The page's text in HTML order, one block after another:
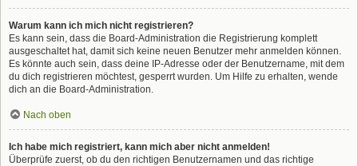
Warum kann ich mich nicht registrieren?
Es kann sein, dass die Board-Administration die Registrierung komplett
ausgeschaltet hat, damit sich keine neuen Benutzer mehr anmelden können.
Es könnte auch sein, dass deine IP-Adresse oder der Benutzername, mit dem
du dich registrieren möchtest, gesperrt wurden. Um Hilfe zu erhalten, wende
dich an die Board-Administration.
Nach oben
Ich habe mich registriert, kann mich aber nicht anmelden!
Überprüfe zuerst, ob du den richtigen Benutzernamen und das richtige